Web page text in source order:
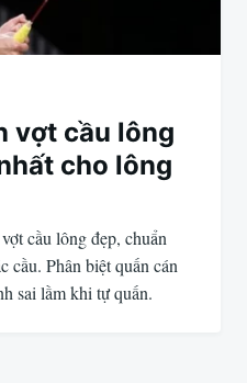
vợt cầu lông
cho lông
cầu lông đẹp, chuẩn
cầu. Phân biệt quấn cán
sai lầm khi tự quấn.